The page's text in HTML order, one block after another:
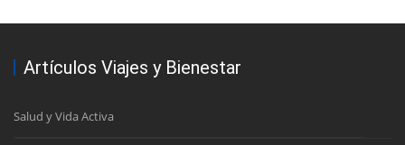
Artículos Viajes y Bienestar
Salud y Vida Activa